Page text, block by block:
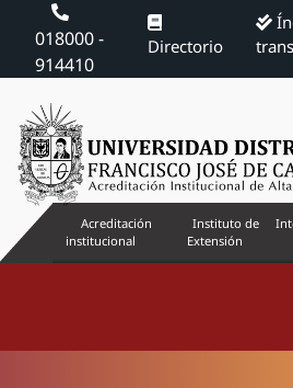
018000 -
914410
Directorio
Acreditación
institucional
Instituto de
Extensión